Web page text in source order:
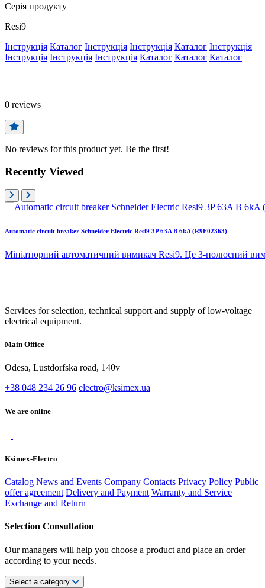
Серія продукту
Resi9
Інструкція Каталог Інструкція Інструкція Каталог Інструкція
Інструкція Інструкція Інструкція Каталог Каталог Каталог
-
0 reviews
No reviews for this product yet. Be the first!
Recently Viewed
Automatic circuit breaker Schneider Electric Resi9 3P 63A B 6kA (R9F02363)
Мініатюрний автоматичний вимикач Resi9. Це 3-полюсний
Services for selection, technical support and supply of low-voltage
electrical equipment.
Main Office
Odesa, Lustdorfska road, 140v
+38 048 234 26 96 electro@ksimex.ua
We are online
Ksimex-Electro
Catalog News and Events Company Contacts Privacy Policy Public
offer agreement Delivery and Payment Warranty and Service
Exchange and Return
Selection Consultation
Our managers will help you choose a product and place an order
according to your needs.
Select a category